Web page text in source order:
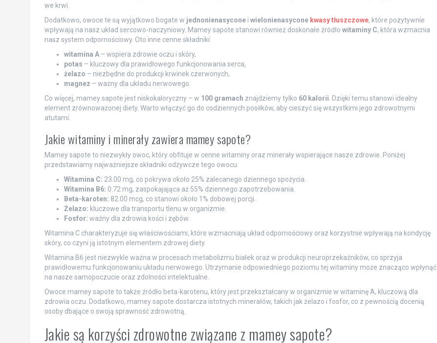
we krwi.
Dodatkowo, owoce te są wyjątkowo bogate w jednonienasyconei wielonienasycone kwasy tłuszczowe, które pozytywnie
wpływają na nasz układ sercowo-naczyniowy. Mamey sapote stanowi również doskonałe źródło witaminy C, która wzmacnia
nasz system odpornościowy. Oto inne cenne składniki:
witamina A– wspiera zdrowie oczu i skóry,
potas – kluczowy dla prawidłowego funkcjonowania serca,
żelazo – niezbędne do produkcji krwinek czerwonych,
magnez – ważny dla układu nerwowego.
Co więcej, mamey sapote jest niskokaloryczny – w 100 gramach znajdziemy tylko 60 kalorii . Dzięki temu stanowi idealny
element zrównoważonej diety. Warto włączyć go do codziennych posiłków, aby cieszyć się wszystkimi jego zdrowotnymi
atutami.
Jakie witaminy i minerały zawiera mamey sapote?
Mamey sapote to niezwykły owoc, który obfituje w cenne witaminy oraz minerały wspierające nasze zdrowie. Poniżej
przedstawiamy najważniejsze składniki odżywcze tego owocu:
Witamina C: 23.00 mg, co pokrywa około 25% zalecanego dziennego spożycia.
Witamina B6: 0.72 mg, zaspokajająca aż 55% dziennego zapotrzebowania.
Beta-karoten: 82.00 mcg, co stanowi około 1% dobowej porcji.
Żelazo: kluczowe dla transportu tlenu w organizmie.
Fosfor: ważny dla zdrowia kości i zębów.
Witamina C charakteryzuje się właściwościami, które wzmacniają układ odpornościowy oraz korzystnie wpływają na kondycję
skóry, co czyni ją istotnym elementem zdrowej diety.
Witamina B6 jest niezwykle ważna w procesach metabolizmu białek oraz w produkcji neuroprzekaźników, co sprzyja
prawidłowemu funkcjonowaniu układu nerwowego. Utrzymanie odpowiedniego poziomu tej witaminy może znacząco wpłynąć
na nasze samopoczucie oraz zdolności intelektualne.
Owoce mamey sapote to także źródło beta-karotenu, który jest przekształcany w organizmie w witaminę A, kluczową dla
zdrowia oczu. Dodatkowo, mamey sapote dostarcza istotnych minerałów, takich jak żelazo i fosfor, co z pewnością docenią
osoby dbające o swoją sprawność zdrowotną.
Jakie są korzyści zdrowotne związane z mamey sapote?